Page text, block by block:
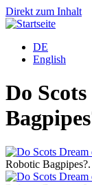
Direkt zum Inhalt
DE
English
Do
Robotic Bagpipes?.